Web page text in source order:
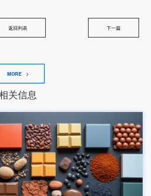
返回列表 下一篇
关信息
MORE >